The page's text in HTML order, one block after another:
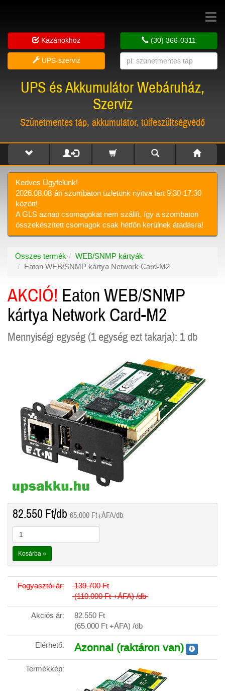
Toggle
Kazánokhoz
UPS-szerviz
(30) 366-0311
UPS és Akkumulátor Webáruház,
Szerviz
Szünetmentes táp, akkumulátor, túlfeszültségvédő
Kedves Ügyfelünk!
2026.08.08-án szombaton üzletünk nyitva tart 9:30-17:30
között!
A GLS aznap csomagokat nem szállít, így a szombaton
összekészített csomagok csak hétfőn kerülnek átadásra!
Összes termék
WEB/SNMP kártyák
Eaton WEB/SNMP kártya Network Card-M2
AKCIÓ! Eaton WEB/SNMP
kártya Network Card-M2
Mennyiségi egység (1 egység ezt takarja): 1 db
82.550 Ft/db 65.000 Ft+ÁFA/db
Kosárba »
Fogyasztói ár: 139.700Ft
(110.000Ft+ÁFA) /db
Akciós ár:
82.550 Ft
(65.000 Ft +ÁFA) /db
Elérhető:
Azonnal (raktáron van)
Termékkép: